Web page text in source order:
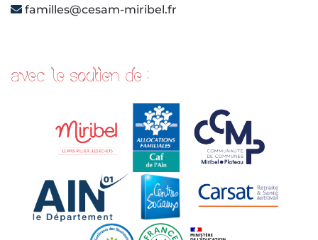
familles@cesam-miribel.fr
avec le soutien de :